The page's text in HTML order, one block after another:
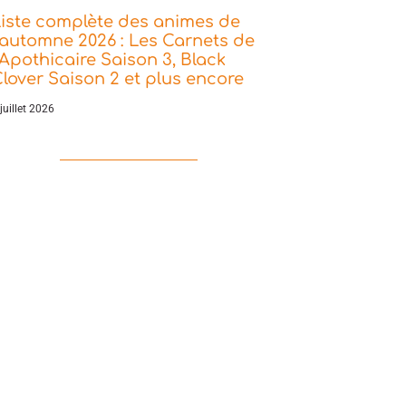
complète des animes de
2026 : Les Carnets de
Saison 3, Black
Saison 2 et plus encore
2026